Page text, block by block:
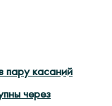
пару касаний
через